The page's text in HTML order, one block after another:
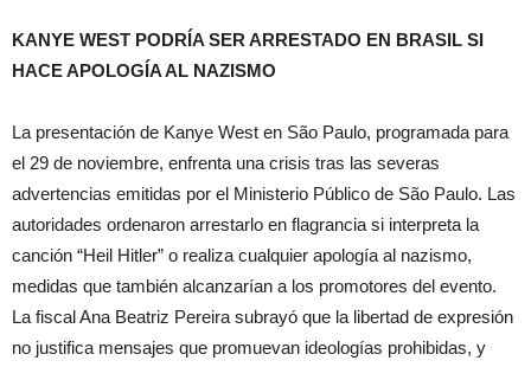
KANYE WEST PODRÍA SER ARRESTADO EN BRASIL SI
HACE APOLOGÍA AL NAZISMO
La presentación de Kanye West en São Paulo, programada para
el 29 de noviembre, enfrenta una crisis tras las severas
advertencias emitidas por el Ministerio Público de São Paulo. Las
autoridades ordenaron arrestarlo en flagrancia si interpreta la
canción “Heil Hitler” o realiza cualquier apología al nazismo,
medidas que también alcanzarían a los promotores del evento.
La fiscal Ana Beatriz Pereira subrayó que la libertad de expresión
no justifica mensajes que promuevan ideologías prohibidas, y